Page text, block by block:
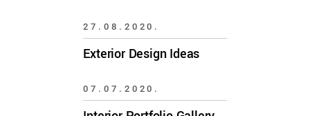
27.08.2020.
Exterior Design Ideas
07.07.2020.